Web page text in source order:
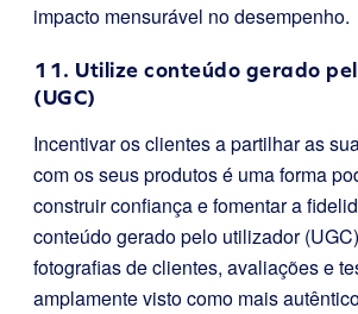
impacto mensurável no desempenho.
11. Utilize conteúdo gerado
(UGC)
Incentivar os clientes a partilhar as
com os seus produtos é uma forma
construir confiança e fomentar a
conteúdo gerado pelo utilizador
fotografias de clientes, avaliações e
amplamente visto como mais